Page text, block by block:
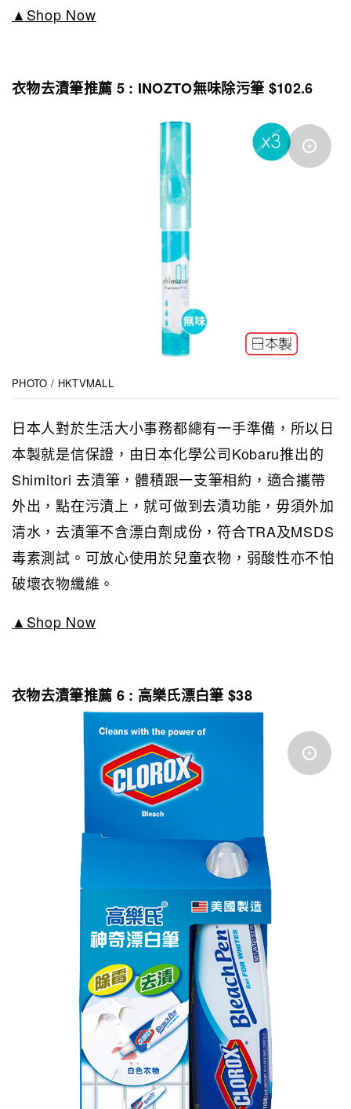
▲Shop Now
衣物去漬筆推薦 5 : INOZTO無味除污筆 $102.6
PHOTO / HKTVMALL
日本人對於生活大小事務都總有一手準備，所以日
本製就是信保證，由日本化學公司Kobaru推出的
Shimitori 去漬筆，體積跟一支筆相約，適合攜帶
外出，點在污漬上，就可做到去漬功能，毋須外加
清水，去漬筆不含漂白劑成份，符合TRA及MSDS
毒素測試。可放心使用於兒童衣物，弱酸性亦不怕
破壞衣物纖維。
▲Shop Now
衣物去漬筆推薦 6 : 高樂氏漂白筆 $38